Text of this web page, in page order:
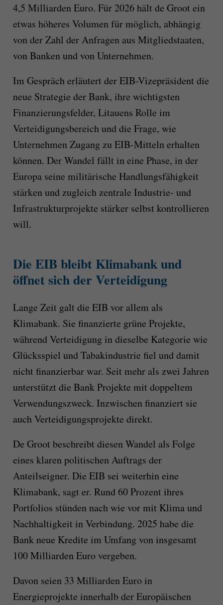
4,5 Milliarden Euro. Für 2026 hält de Groot ein
etwas höheres Volumen für möglich, abhängig
von der Zahl der Anfragen aus Mitgliedstaaten,
von Banken und von Unternehmen.
Im Gespräch erläutert der EIB-Vizepräsident die
neue Strategie der Bank, ihre wichtigsten
Finanzierungsfelder, Litauens Rolle im
Verteidigungsbereich und die Frage, wie
Unternehmen Zugang zu EIB-Mitteln erhalten
können. Der Wandel fällt in eine Phase, in der
Europa seine militärische Handlungsfähigkeit
stärken und zugleich zentrale Industrie- und
Infrastrukturprojekte stärker selbst kontrollieren
will.
Die EIB bleibt Klimabank und
öffnet sich der Verteidigung
Lange Zeit galt die EIB vor allem als
Klimabank. Sie finanzierte grüne Projekte,
während Verteidigung in dieselbe Kategorie wie
Glücksspiel und Tabakindustrie fiel und damit
nicht finanzierbar war. Seit mehr als zwei Jahren
unterstützt die Bank Projekte mit doppeltem
Verwendungszweck. Inzwischen finanziert sie
auch Verteidigungsprojekte direkt.
De Groot beschreibt diesen Wandel als Folge
eines klaren politischen Auftrags der
Anteilseigner. Die EIB sei weiterhin eine
Klimabank, sagt er. Rund 60 Prozent ihres
Portfolios stünden nach wie vor mit Klima und
Nachhaltigkeit in Verbindung. 2025 habe die
Bank neue Kredite im Umfang von insgesamt
100 Milliarden Euro vergeben.
Davon seien 33 Milliarden Euro in
Energieprojekte innerhalb der Europäischen